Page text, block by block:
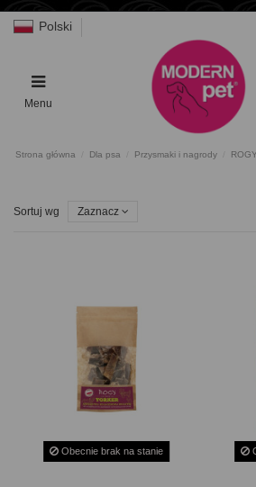
Polski
Menu
Strona główna Dla psa Przysmaki i nagrody ROGY
Sortuj wg Zaznacz
Obecnie brak na stanie